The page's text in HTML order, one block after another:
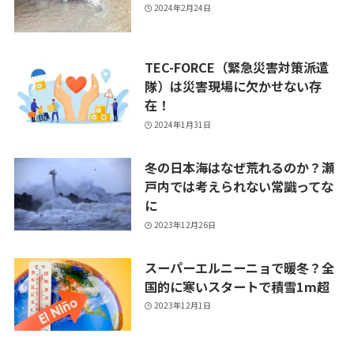
2024年2月24日
TEC-FORCE（緊急災害対策派遣
隊）は災害現場に欠かせない存
在！
2024年1月31日
冬の日本海はなぜ荒れるのか？瀬
戸内では考えられない常識ってな
に
2023年12月26日
スーパーエルニーニョで暖冬？全
国的に寒いスタートで積雪1m超
2023年12月1日